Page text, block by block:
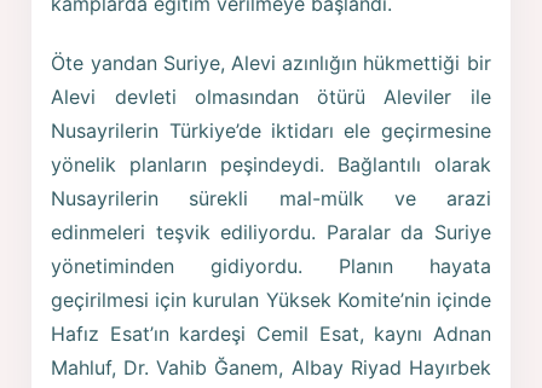
Öte yandan Suriye, Alevi azınlığın hükmettiği bir
Alevi devleti olmasından ötürü Aleviler ile
Nusayrilerin Türkiye’de iktidarı ele geçirmesine
yönelik planların peşindeydi. Bağlantılı olarak
Nusayrilerin sürekli mal-mülk ve arazi
edinmeleri teşvik ediliyordu. Paralar da Suriye
yönetiminden gidiyordu. Planın hayata
geçirilmesi için kurulan Yüksek Komite’nin içinde
Hafız Esat’ın kardeşi Cemil Esat, kaynı Adnan
Mahluf, Dr. Vahib Ğanem, Albay Riyad Hayırbek